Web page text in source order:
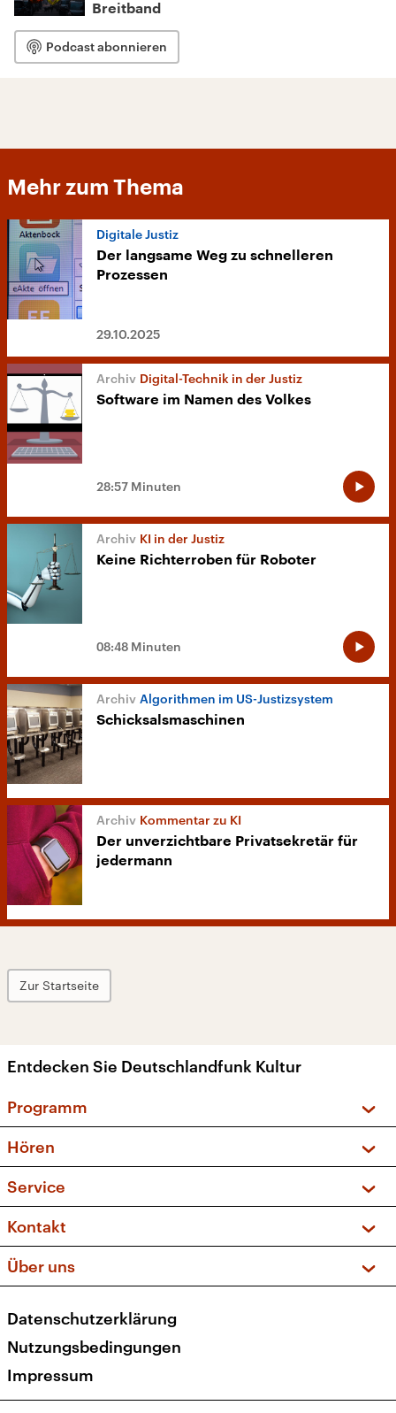
Breitband
Podcast abonnieren
Mehr zum Thema
Digitale Justiz
Der langsame Weg zu schnelleren
Prozessen
29.10.2025
Digital-Technik in der Justiz
Software im Namen des Volkes
28:57 Minuten
KI in der Justiz
Keine Richterroben für Roboter
08:48 Minuten
Algorithmen im US-Justizsystem
Schicksalsmaschinen
Kommentar zu KI
Der unverzichtbare Privatsekretär für
jedermann
Zur Startseite
Entdecken Sie Deutschlandfunk Kultur
Programm
Sendungen und Podcasts
Musikliste
Kakadu – Das Kinderprogramm
Hören
Frequenzen (UKW + DAB+)
Service
FAQ
Apps
Newsletter
Kontakt
Social Media
Über uns
Presse
Karriere
Transparenz
Datenschutzerklärung
Nutzungsbedingungen
Impressum